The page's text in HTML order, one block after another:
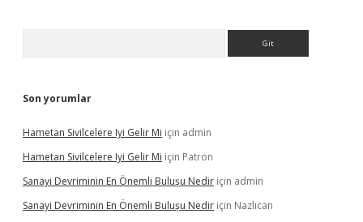
Son yorumlar
Hametan Sivilcelere Iyi Gelir Mi için admin
Hametan Sivilcelere Iyi Gelir Mi için Patron
Sanayi Devriminin En Önemli Buluşu Nedir için admin
Sanayi Devriminin En Önemli Buluşu Nedir için Nazlıcan